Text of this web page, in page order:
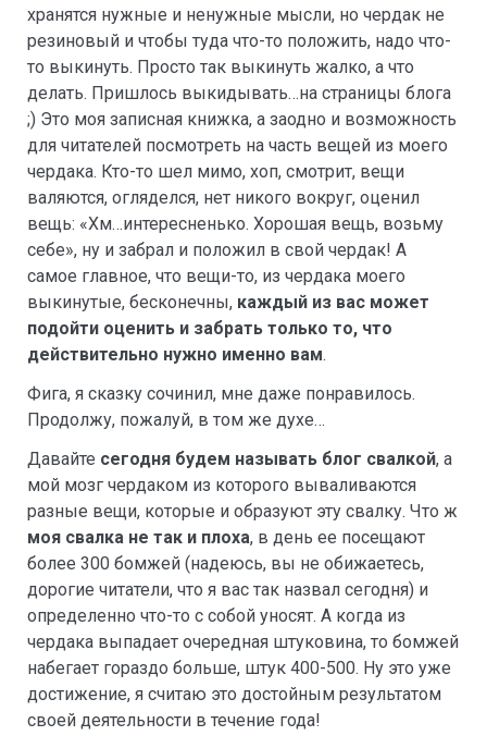
хранятся нужные и ненужные мысли, но чердак не
резиновый и чтобы туда что-то положить, надо что-
то выкинуть. Просто так выкинуть жалко, а что
делать. Пришлось выкидывать…на страницы блога
;) Это моя записная книжка, а заодно и возможность
для читателей посмотреть на часть вещей из моего
чердака. Кто-то шел мимо, хоп, смотрит, вещи
валяются, огляделся, нет никого вокруг, оценил
вещь: «Хм…интересненько. Хорошая вещь, возьму
себе», ну и забрал и положил в свой чердак! А
самое главное, что вещи-то, из чердака моего
выкинутые, бесконечны, каждый из вас может
подойти оценить и забрать только то, что
действительно нужно именно вам.
Фига, я сказку сочинил, мне даже понравилось.
Продолжу, пожалуй, в том же духе…
Давайте сегодня будем называть блог свалкой, а
мой мозг чердаком из которого вываливаются
разные вещи, которые и образуют эту свалку. Что ж
моя свалка не так и плоха, в день ее посещают
более 300 бомжей (надеюсь, вы не обижаетесь,
дорогие читатели, что я вас так назвал сегодня) и
определенно что-то с собой уносят. А когда из
чердака выпадает очередная штуковина, то бомжей
набегает гораздо больше, штук 400-500. Ну это уже
достижение, я считаю это достойным результатом
своей деятельности в течение года!